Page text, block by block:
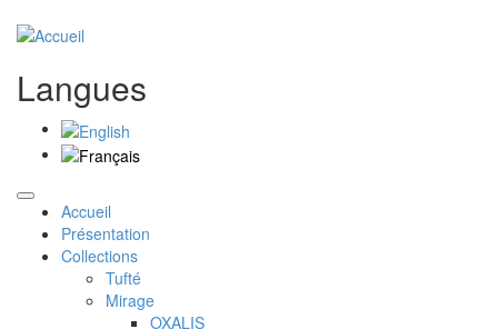
Langues
Accueil
Présentation
Collections
Tufté
Mirage
OXALIS